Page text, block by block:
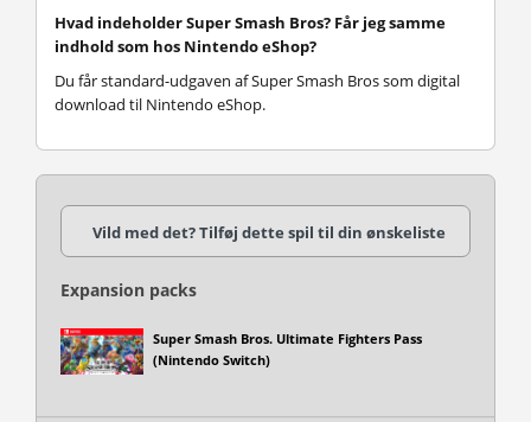
Hvad indeholder Super Smash Bros? Får jeg samme
indhold som hos Nintendo eShop?
Du får standard-udgaven af Super Smash Bros som digital
download til Nintendo eShop.
Vild med det? Tilføj dette spil til din ønskeliste
Expansion packs
Super Smash Bros. Ultimate Fighters Pass
(Nintendo Switch)